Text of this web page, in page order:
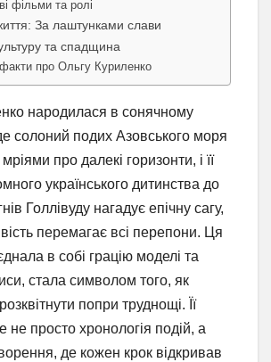
фільми та ролі
За лаштунками слави
та спадщина
факти про Ольгу Куриленко
народилася в сонячному
солоний подих Азовського моря
про далекі горизонти, і її
українського дитинства до
Голлівуду нагадує епічну сагу,
перемагає всі перепони. Ця
в собі грацію моделі та
стала символом того, як
попри труднощі. Її
не просто хронологія подій, а
де кожен крок відкривав